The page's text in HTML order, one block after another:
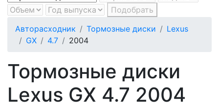
Подобрать
Авторасходник
Тормозные диски
Lexus
GX
4.7 2004
Тормозные диски
Lexus GX 4.7 2004